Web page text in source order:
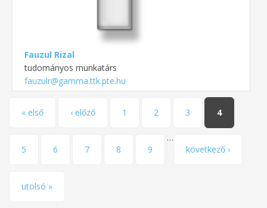
Fauzul Rizal
tudományos munkatárs
fauzulr@gamma.ttk.pte.hu
Oldalak
« első ‹ előző 1 2 3 4
5 6 7 8 9
…
következő ›
utolsó »